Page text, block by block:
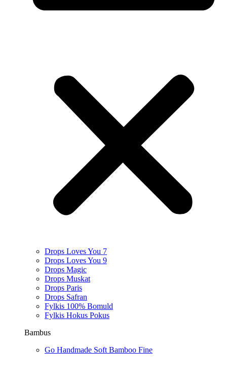
Drops Loves You 7
Drops Loves You 9
Drops Magic
Drops Muskat
Drops Paris
Drops Safran
Fylkis 100% Bomuld
Fylkis Hokus Pokus
Bambus
Go Handmade Soft Bamboo Fine